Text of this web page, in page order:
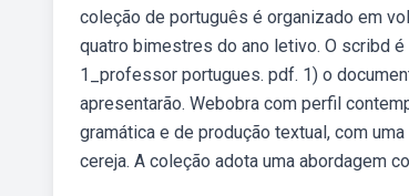
coleção de português é organizado em
quatro bimestres do ano letivo. O scribd
1_professor portugues. pdf. 1) o
apresentarão. Webobra com perfil
gramática e de produção textual, com
cereja. A coleção adota uma abordagem